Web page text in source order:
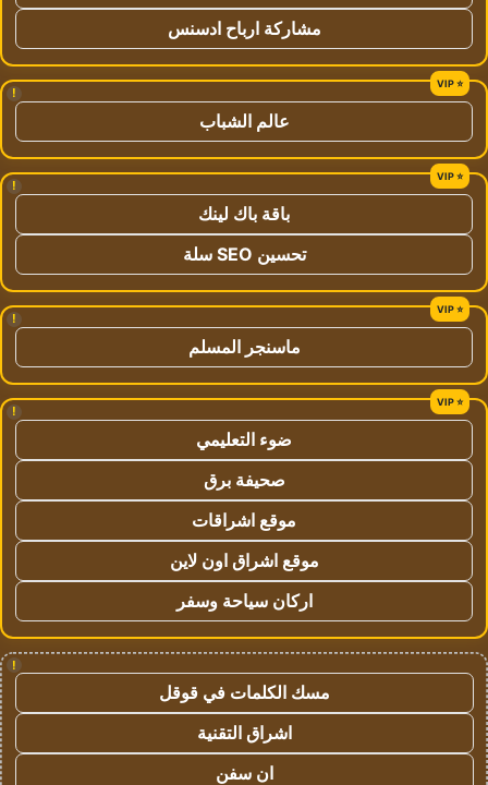
مشاركة ارباح ادسنس
!
عالم الشباب
!
باقة باك لينك
تحسين SEO سلة
!
ماسنجر المسلم
!
ضوء التعليمي
صحيفة برق
موقع اشراقات
موقع اشراق اون لاين
اركان سياحة وسفر
!
مسك الكلمات في قوقل
اشراق التقنية
ان سفن